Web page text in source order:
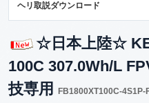
ヘリ取説ダウンロード
☆日本上陸☆
100C 307.0Wh/L
技専用
FB1800XT100C-4S1P-